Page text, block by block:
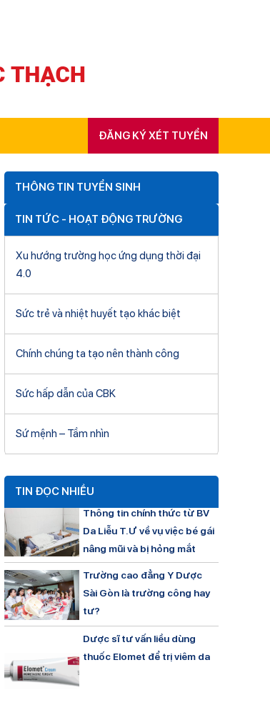
ĐĂNG KÝ XÉT TUYỂN
THÔNG TIN TUYỂN SINH
TIN TỨC - HOẠT ĐỘNG TRƯỜNG
Xu hướng trường học ứng dụng thời đại
4.0
Sức trẻ và nhiệt huyết tạo khác biệt
Chính chúng ta tạo nên thành công
Sức hấp dẫn của CBK
Sứ mệnh – Tầm nhìn
TIN ĐỌC NHIỀU
Thông tin chính thức từ BV
Da Liễu T.Ư về vụ việc bé gái
nâng mũi và bị hỏng mắt
Trường cao đẳng Y Dược
Sài Gòn là trường công hay
tư?
Dược sĩ tư vấn liều dùng
thuốc Elomet để trị viêm da